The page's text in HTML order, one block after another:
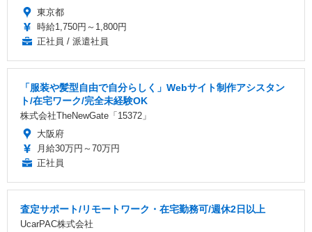
東京都
時給1,750円～1,800円
正社員 / 派遣社員
「服装や髪型自由で自分らしく」Webサイト制作アシスタン
ト/在宅ワーク/完全未経験OK
株式会社TheNewGate「15372」
大阪府
月給30万円～70万円
正社員
査定サポート/リモートワーク・在宅勤務可/週休2日以上
UcarPAC株式会社